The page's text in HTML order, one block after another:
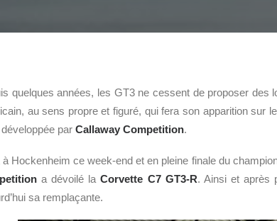
quelques années, les GT3 ne cessent de proposer des
au sens propre et figuré, qui fera son apparition sur
par Callaway Competition.
à Hockenheim ce week-end et en pleine finale du
a dévoilé laCorvette C7 GT3-R. Ainsi et après
sa remplaçante.